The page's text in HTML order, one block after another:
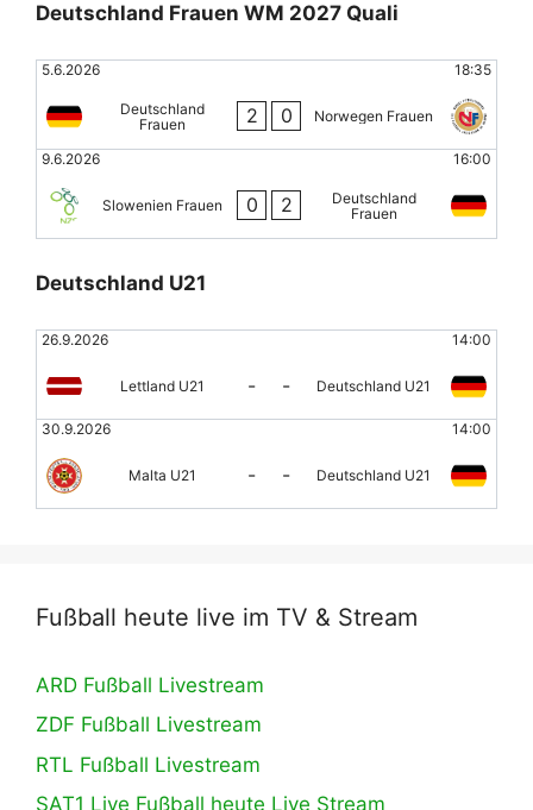
Deutschland Frauen WM 2027 Quali
5.6.2026 18:35
Deutschland
Frauen
2 0 Norwegen Frauen
9.6.2026 16:00
Slowenien Frauen 0 2
Deutschland
Frauen
Deutschland U21
26.9.2026 14:00
Lettland U21 - - Deutschland U21
30.9.2026 14:00
Malta U21 - - Deutschland U21
Fußball heute live im TV & Stream
ARD Fußball Livestream
ZDF Fußball Livestream
RTL Fußball Livestream
SAT1 Live Fußball heute Live Stream